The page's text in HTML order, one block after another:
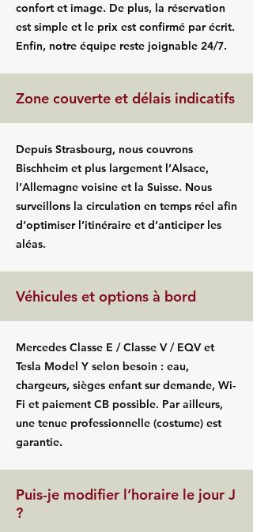
confort et image. De plus, la réservation
est simple et le prix est confirmé par écrit.
Enfin, notre équipe reste joignable 24/7.
Zone couverte et délais indicatifs
Depuis Strasbourg, nous couvrons
Bischheim et plus largement l’Alsace,
l’Allemagne voisine et la Suisse. Nous
surveillons la circulation en temps réel afin
d’optimiser l’itinéraire et d’anticiper les
aléas.
Véhicules et options à bord
Mercedes Classe E / Classe V / EQV et
Tesla Model Y selon besoin : eau,
chargeurs, sièges enfant sur demande, Wi-
Fi et paiement CB possible. Par ailleurs,
une tenue professionnelle (costume) est
garantie.
Puis-je modifier l’horaire le jour J
?